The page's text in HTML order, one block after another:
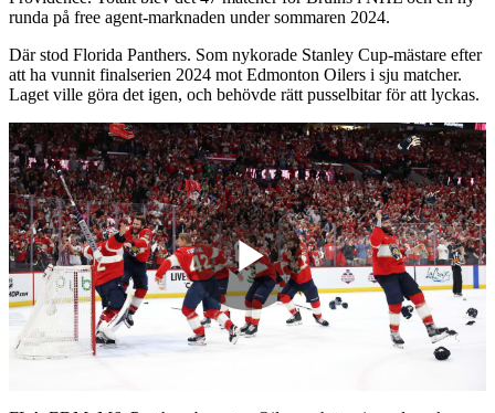
runda på free agent-marknaden under sommaren 2024.
Där stod Florida Panthers. Som nykorade Stanley Cup-mästare efter
att ha vunnit finalserien 2024 mot Edmonton Oilers i sju matcher.
Laget ville göra det igen, och behövde rätt pusselbitar för att lyckas.
Play